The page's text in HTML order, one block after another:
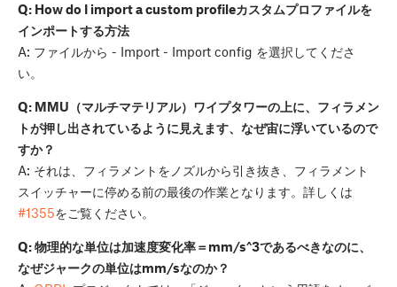
Q: How do I import a custom profileカスタムプロファイルを
インポートする方法
A: ファイルから - Import - Import config を選択してくださ
い。
Q: MMU（マルチマテリアル）ワイプタワーの上に、フィラメン
トが押し出されているように見えます、なぜ宙に浮いているので
すか？
A: それは、フィラメントをノズルから引き抜き、フィラメント
スイッチャーに停める前の最後の作業となります。詳しくは
#1355をご覧ください。
Q: 物理的な単位は加速度変化率＝mm/s^3であるべきなのに、
なぜジャークの単位はmm/sなのか？